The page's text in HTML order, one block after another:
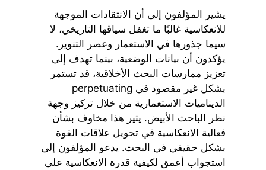
يشير المؤلفون إلى أن الانتقادات الموجهة
للانعكاسية غالبًا ما تغفل سياقها التاريخي، لا
سيما جذورها في الاستعمار وعصر التنوير.
يؤكدون أن بيانات الوضعية، بينما تهدف إلى
تعزيز ممارسات البحث الأخلاقية، قد تستمر
بشكل غير مقصود في perpetuating
الديناميات الاستعمارية من خلال تركيز وجهة
نظر الباحث الأبيض. يثير هذا مخاوف بشأن
فعالية الانعكاسية في تحويل علاقات القوة
بشكل حقيقي في البحث. يدعو المؤلفون إلى
استجواب أعمق لكيفية قدرة الانعكاسية على